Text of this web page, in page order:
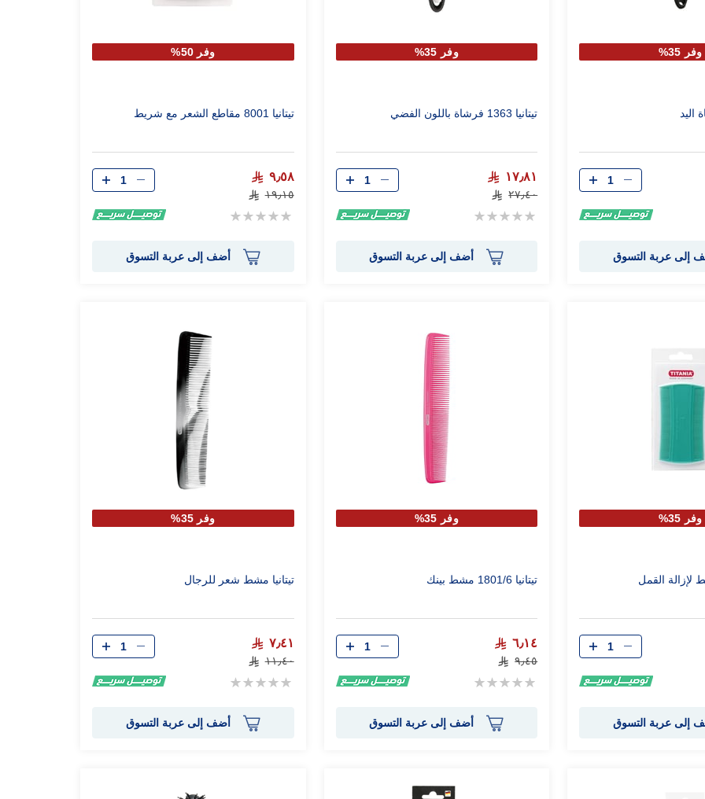
وفر 35%
الكمية
إلى عربة التسوق
وفر 35%
تيتانيا 1363 فرشاة باللون الفضي
١٧٫٨١
٢٧٫٤٠
Rating:
الكمية
أضف إلى عربة التسوق
وفر 50%
تيتانيا 8001 مقاطع الشعر مع شريط
٩٫٥٨
١٩٫١٥
Rating:
الكمية
أضف إلى عربة التسوق
وفر 35%
الكمية
إلى عربة التسوق
وفر 35%
تيتانيا 1801/6 مشط بينك
٦٫١٤
٩٫٤٥
Rating:
الكمية
أضف إلى عربة التسوق
وفر 35%
تيتانيا مشط شعر للرجال
٧٫٤١
١١٫٤٠
Rating:
الكمية
أضف إلى عربة التسوق